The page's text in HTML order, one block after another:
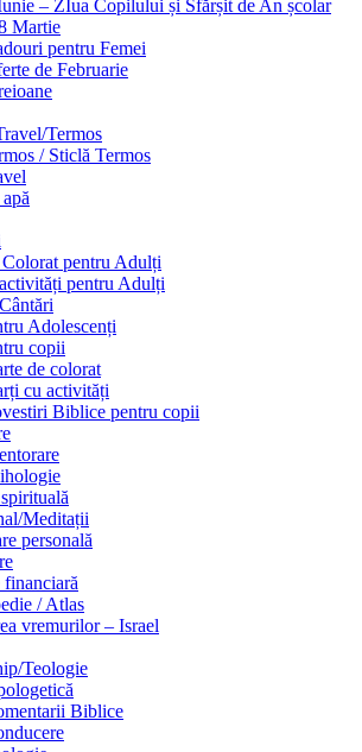
– ZIua Copilului și Sfărșit de An școlar
Martie
pentru Femei
de Februarie
Termos
/ Sticlă Termos
Colorat pentru Adulți
pentru Adulți
Adolescenți
copii
de colorat
cu activități
Biblice pentru copii
Meditații
personală
/ Atlas
vremurilor – Israel
Teologie
Biblice